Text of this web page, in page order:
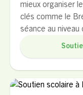
mieux organiser
clés comme le
séance au